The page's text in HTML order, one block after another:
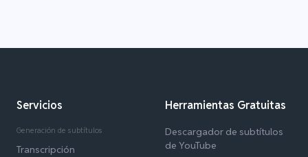
Servicios
Generación de subtítulos
Transcripción
Herramientas Gratuitas
Descargador de subtítulos
de YouTube